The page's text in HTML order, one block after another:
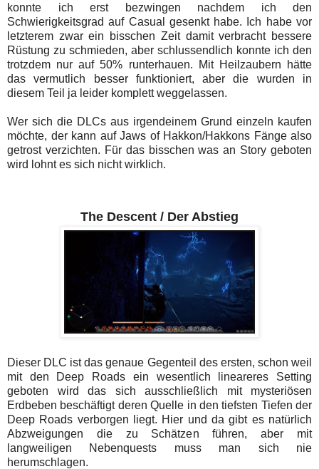
konnte ich erst bezwingen nachdem ich den
Schwierigkeitsgrad auf Casual gesenkt habe. Ich habe vor
letzterem zwar ein bisschen Zeit damit verbracht bessere
Rüstung zu schmieden, aber schlussendlich konnte ich den
trotzdem nur auf 50% runterhauen. Mit Heilzaubern hätte
das vermutlich besser funktioniert, aber die wurden in
diesem Teil ja leider komplett weggelassen.
Wer sich die DLCs aus irgendeinem Grund einzeln kaufen
möchte, der kann auf Jaws of Hakkon/Hakkons Fänge also
getrost verzichten. Für das bisschen was an Story geboten
wird lohnt es sich nicht wirklich.
The Descent / Der Abstieg
Dieser DLC ist das genaue Gegenteil des ersten, schon weil
mit den Deep Roads ein wesentlich lineareres Setting
geboten wird das sich ausschließlich mit mysteriösen
Erdbeben beschäftigt deren Quelle in den tiefsten Tiefen der
Deep Roads verborgen liegt. Hier und da gibt es natürlich
Abzweigungen die zu Schätzen führen, aber mit
langweiligen Nebenquests muss man sich nie
herumschlagen.